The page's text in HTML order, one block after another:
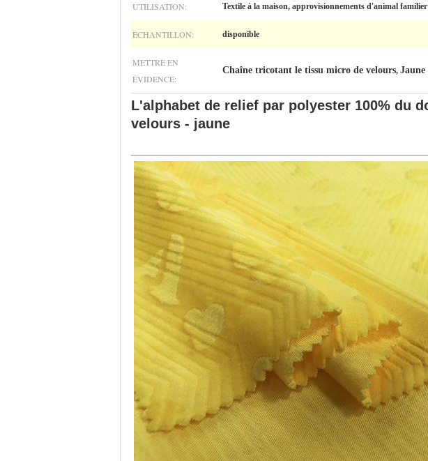
UTILISATION: Textile à la maison, approvisionnements d'animal familier
ÉCHANTILLON: disponible
METTRE EN
ÉVIDENCE:
Chaîne tricotant le tissu micro de velours, Jaune
L'alphabet de relief par polyester 100% du
velours - jaune